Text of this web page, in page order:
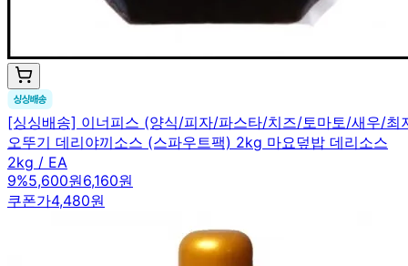
[싱싱배송] 이너피스 (양식/피자/파스타/치즈/토마토/새우/최
오뚜기 데리야끼소스 (스파우트팩) 2kg 마요덮밥 데리소스
2kg / EA
9%5,600원6,160원
쿠폰가4,480원